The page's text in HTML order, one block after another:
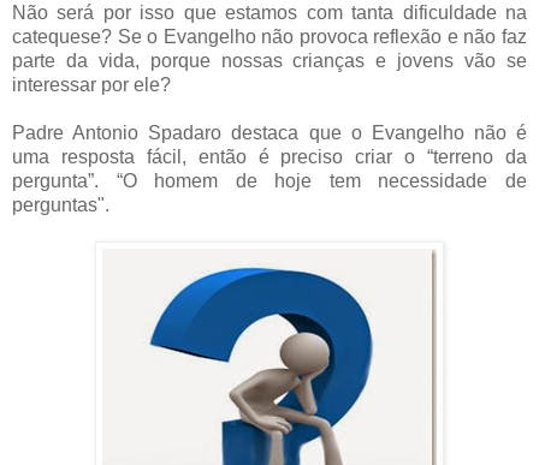
Não será por isso que estamos com tanta dificuldade na
catequese? Se o Evangelho não provoca reflexão e não faz
parte da vida, porque nossas crianças e jovens vão se
interessar por ele?
Padre Antonio Spadaro destaca que o Evangelho não é
uma resposta fácil, então é preciso criar o “terreno da
pergunta”. “O homem de hoje tem necessidade de
perguntas".